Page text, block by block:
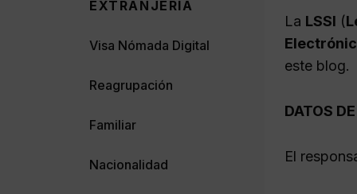
La LSSI (
este blog.
DATOS
El
EXTRANJERÍA
Visa Nómada Digital
Reagrupación
Familiar
Nacionalidad